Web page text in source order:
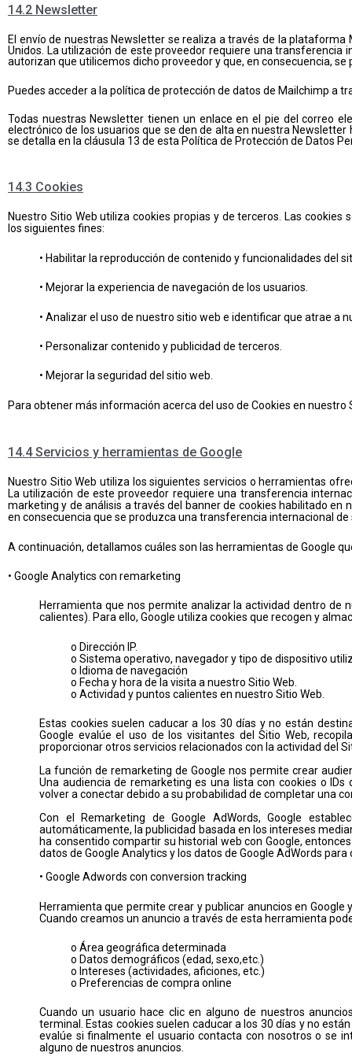
14.2 Newsletter
El envío de nuestras Newsletter se realiza a través de la plataforma
Unidos. La utilización de este proveedor requiere una
autorizan que utilicemos dicho proveedor y que, en consecuencia,
Puedes acceder a la política de protección de datos de Mailchimp a
Todas nuestras Newsletter tienen un enlace en el pie del correo
electrónico de los usuarios que se den de alta en nuestra
se detalla en la cláusula 13 de esta Política de Protección de Datos
14.3 Cookies
Nuestro Sitio Web utiliza cookies propias y de terceros. Las
los siguientes fines:
• Habilitar la reproducción de contenido y funcionalidades del
• Mejorar la experiencia de navegación de los usuarios.
• Analizar el uso de nuestro sitio web e identificar que atrae a
• Personalizar contenido y publicidad de terceros.
• Mejorar la seguridad del sitio web.
Para obtener más información acerca del uso de Cookies en nuestro
14.4 Servicios y herramientas de Google
Nuestro Sitio Web utiliza los siguientes servicios o herramientas
La utilización de este proveedor requiere una transferencia
marketing y de análisis a través del banner de cookies habilitado
en consecuencia que se produzca una transferencia internacional
A continuación, detallamos cuáles son las herramientas de Google
• Google Analytics con remarketing
Herramienta que nos permite analizar la actividad dentro de
calientes). Para ello, Google utiliza cookies que recogen y
o Dirección IP.
o Sistema operativo, navegador y tipo de dispositivo
o Idioma de navegación
o Fecha y hora de la visita a nuestro Sitio Web.
o Actividad y puntos calientes en nuestro Sitio Web.
Estas cookies suelen caducar a los 30 días y no están
Google evalúe el uso de los visitantes del Sitio Web,
proporcionar otros servicios relacionados con la actividad del
La función de remarketing de Google nos permite crear
Una audiencia de remarketing es una lista con cookies o
volver a conectar debido a su probabilidad de completar una
Con el Remarketing de Google AdWords, Google
automáticamente, la publicidad basada en los intereses
ha consentido compartir su historial web con Google,
datos de Google Analytics y los datos de Google AdWords
• Google Adwords con conversion tracking
Herramienta que permite crear y publicar anuncios en
Cuando creamos un anuncio a través de esta herramienta
o Área geográfica determinada
o Datos demográficos (edad, sexo,etc.)
o Intereses (actividades, aficiones, etc.)
o Preferencias de compra online
Cuando un usuario hace clic en alguno de nuestros
terminal. Estas cookies suelen caducar a los 30 días y no
evalúe si finalmente el usuario contacta con nosotros o se
alguno de nuestros anuncios.